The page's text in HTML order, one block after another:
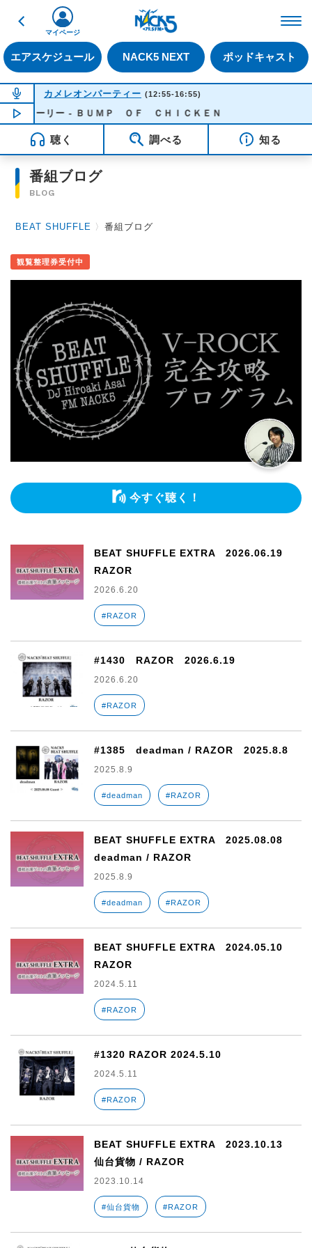
戻る
エアスケジュール NACK5 NEXT ポッドキャスト
マイページ
NOW ON AIR
カメレオンパーティー (12:55-16:55)
NOW PLAYING 14:00
ーリー - ＢＵＭＰ ＯＦ ＣＨＩＣＫＥＮ
聴く 調べる 知る
番組ブログ
BLOG
BEAT SHUFFLE 〉番組ブログ
観覧整理券受付中
今すぐ聴く！
BEAT SHUFFLE EXTRA 2026.06.19
RAZOR
2026.6.20
#RAZOR
#1430 RAZOR 2026.6.19
2026.6.20
#RAZOR
#1385 deadman / RAZOR 2025.8.8
2025.8.9
#deadman #RAZOR
BEAT SHUFFLE EXTRA 2025.08.08
deadman / RAZOR
2025.8.9
#deadman #RAZOR
BEAT SHUFFLE EXTRA 2024.05.10
RAZOR
2024.5.11
#RAZOR
#1320 RAZOR 2024.5.10
2024.5.11
#RAZOR
BEAT SHUFFLE EXTRA 2023.10.13
仙台貨物 / RAZOR
2023.10.14
#仙台貨物 #RAZOR